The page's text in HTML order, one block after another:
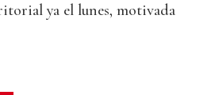
ya el lunes, motivada